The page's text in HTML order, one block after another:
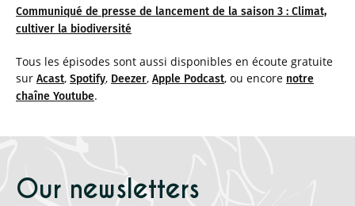
Communiqué de presse de lancement de la saison 3 : Climat,
cultiver la biodiversité
Tous les épisodes sont aussi disponibles en écoute gratuite
sur Acast, Spotify, Deezer, Apple Podcast, ou encore notre
chaîne Youtube.
Our newsletters